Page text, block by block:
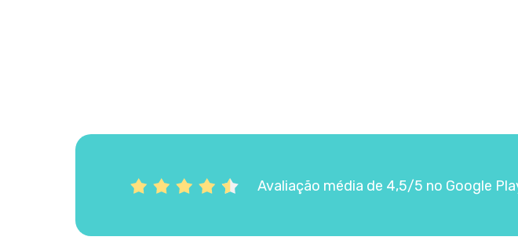
Avaliação média de 4,5/5 no Google